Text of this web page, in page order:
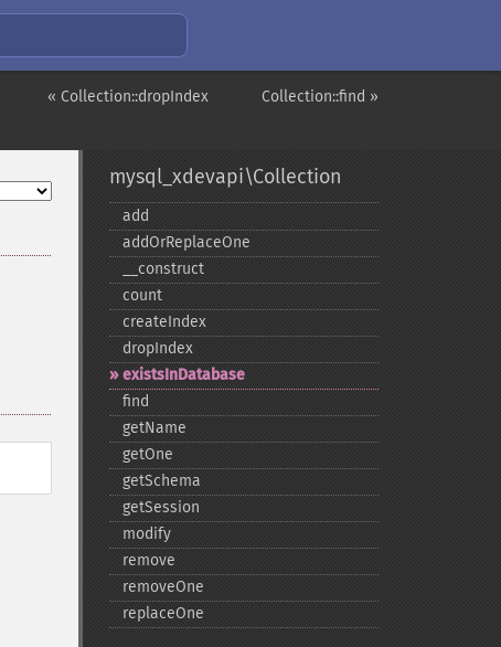
Collection::find »
« Collection::dropIndex
mysql_xdevapi\Collection
add
addOrReplaceOne
_​_​construct
count
createIndex
dropIndex
existsInDatabase
find
getName
getOne
getSchema
getSession
modify
remove
removeOne
replaceOne